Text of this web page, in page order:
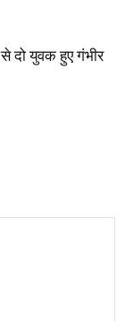
दो युवक हुए गंभीर